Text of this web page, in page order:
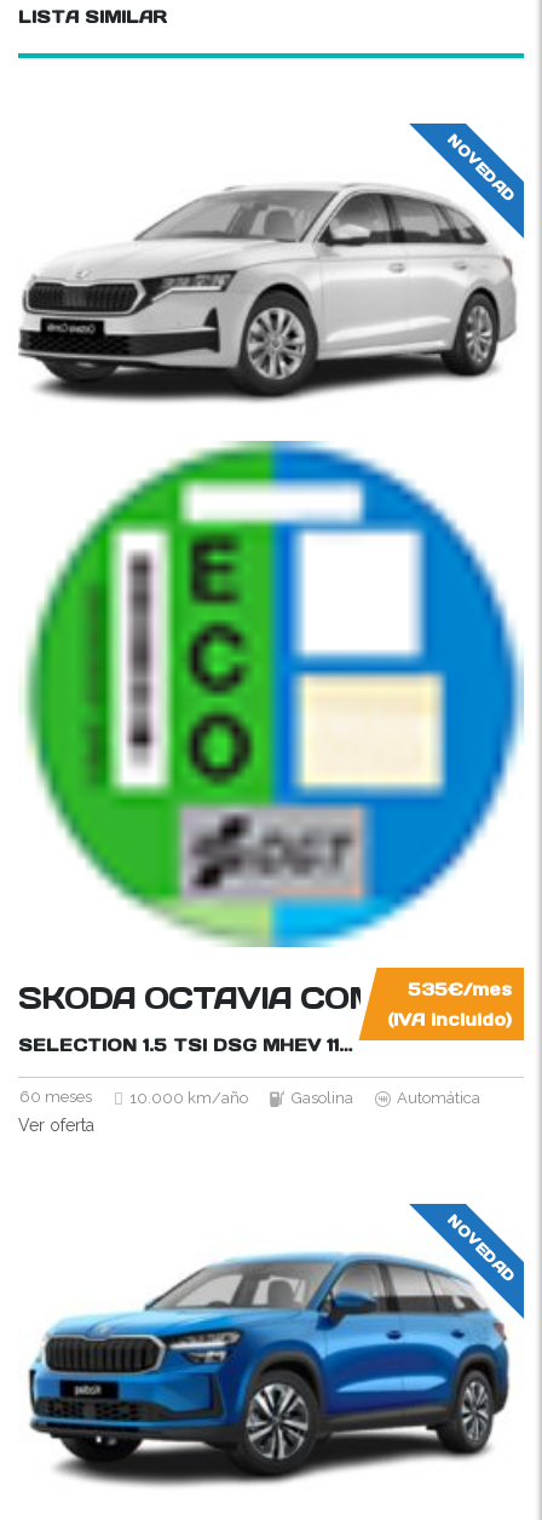
LISTA SIMILAR
NOVEDAD
535€/mes
(IVA incluido)
SKODA OCTAVIA COMBI
SELECTION 1.5 TSI DSG MHEV 115CV
60 meses 10.000 km/año Gasolina Automática
Ver oferta
NOVEDAD